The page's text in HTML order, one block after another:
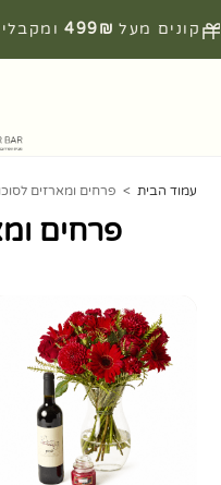
קונים מעל 499₪
עמוד הבית > פרחים ומארזים
פרחים